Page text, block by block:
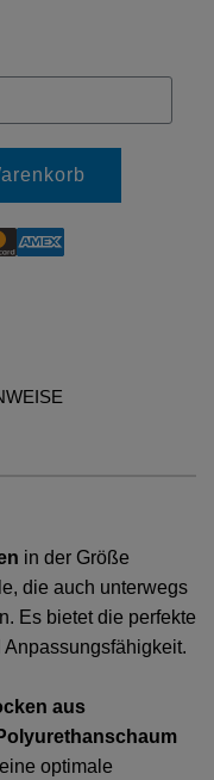
in der Größe
die auch unterwegs
Es bietet die perfekte
aus
optimale